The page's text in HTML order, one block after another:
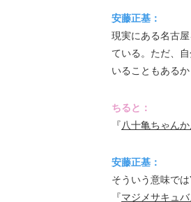
安藤正基：
現実にある名古
ている。ただ、
いることもある
ちると：
『八十亀ちゃん
安藤正基：
そういう意味で
『マジメサキュ